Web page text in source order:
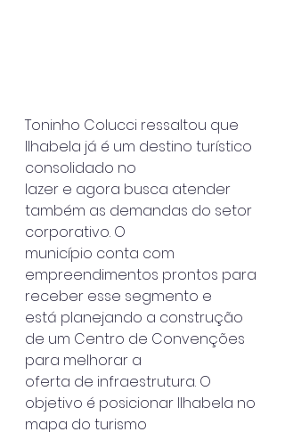
Toninho Colucci ressaltou que
Ilhabela já é um destino turístico
consolidado no
lazer e agora busca atender
também as demandas do setor
corporativo. O
município conta com
empreendimentos prontos para
receber esse segmento e
está planejando a construção
de um Centro de Convenções
para melhorar a
oferta de infraestrutura. O
objetivo é posicionar Ilhabela no
mapa do turismo